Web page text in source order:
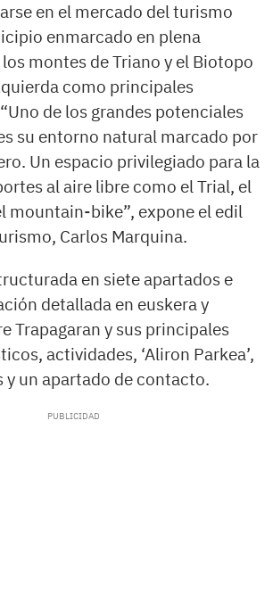
en el mercado del turismo
enmarcado en plena
montes de Triano y el Biotopo
como principales
de los grandes potenciales
su entorno natural marcado por
Un espacio privilegiado para la
al aire libre como el Trial, el
mountain-bike”, expone el edil
Carlos Marquina.
en siete apartados e
detallada en euskera y
Trapagaran y sus principales
actividades, ‘Aliron Parkea’,
un apartado de contacto.